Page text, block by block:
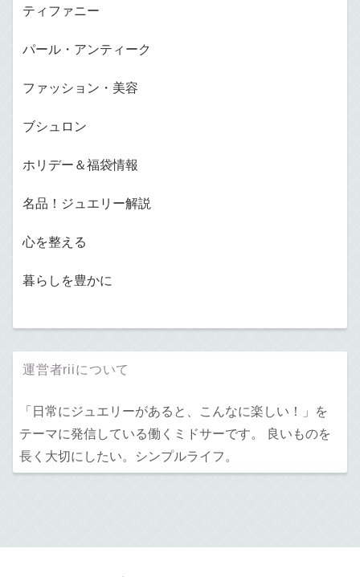
ティファニー
パール・アンティーク
ファッション・美容
ブシュロン
ホリデー＆福袋情報
名品！ジュエリー解説
心を整える
暮らしを豊かに
運営者riiについて
「日常にジュエリーがあると、こんなに楽しい！」を
テーマに発信している働くミドサーです。 良いものを
長く大切にしたい。シンプルライフ。